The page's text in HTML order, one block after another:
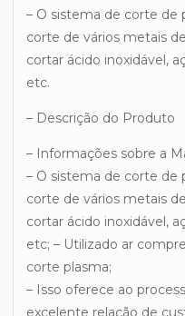
– O sistema de corte de
corte de vários metais
cortar ácido inoxidável,
etc.
– Descrição do Produto
– Informações sobre a
– O sistema de corte de
corte de vários metais
cortar ácido inoxidável,
etc; – Utilizado ar
corte plasma;
– Isso oferece ao
excelente relação de